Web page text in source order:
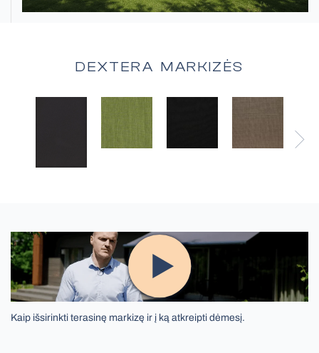
DEXTERA MARKIZĖS
Kaip išsirinkti terasinę markizę ir į ką atkreipti dėmesį.